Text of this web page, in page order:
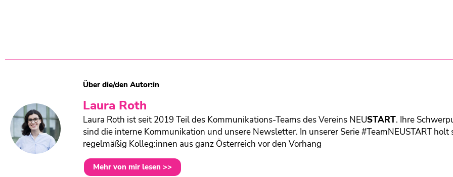
Über die/den Autor:in
Laura Roth
Laura Roth ist seit 2019 Teil des Kommunikations-Teams des Vereins NEUSTART. Ihre
sind die interne Kommunikation und unsere Newsletter. In unserer Serie #TeamNEUSTART holt
regelmäßig Kolleg:innen aus ganz Österreich vor den Vorhang
Mehr von mir lesen >>